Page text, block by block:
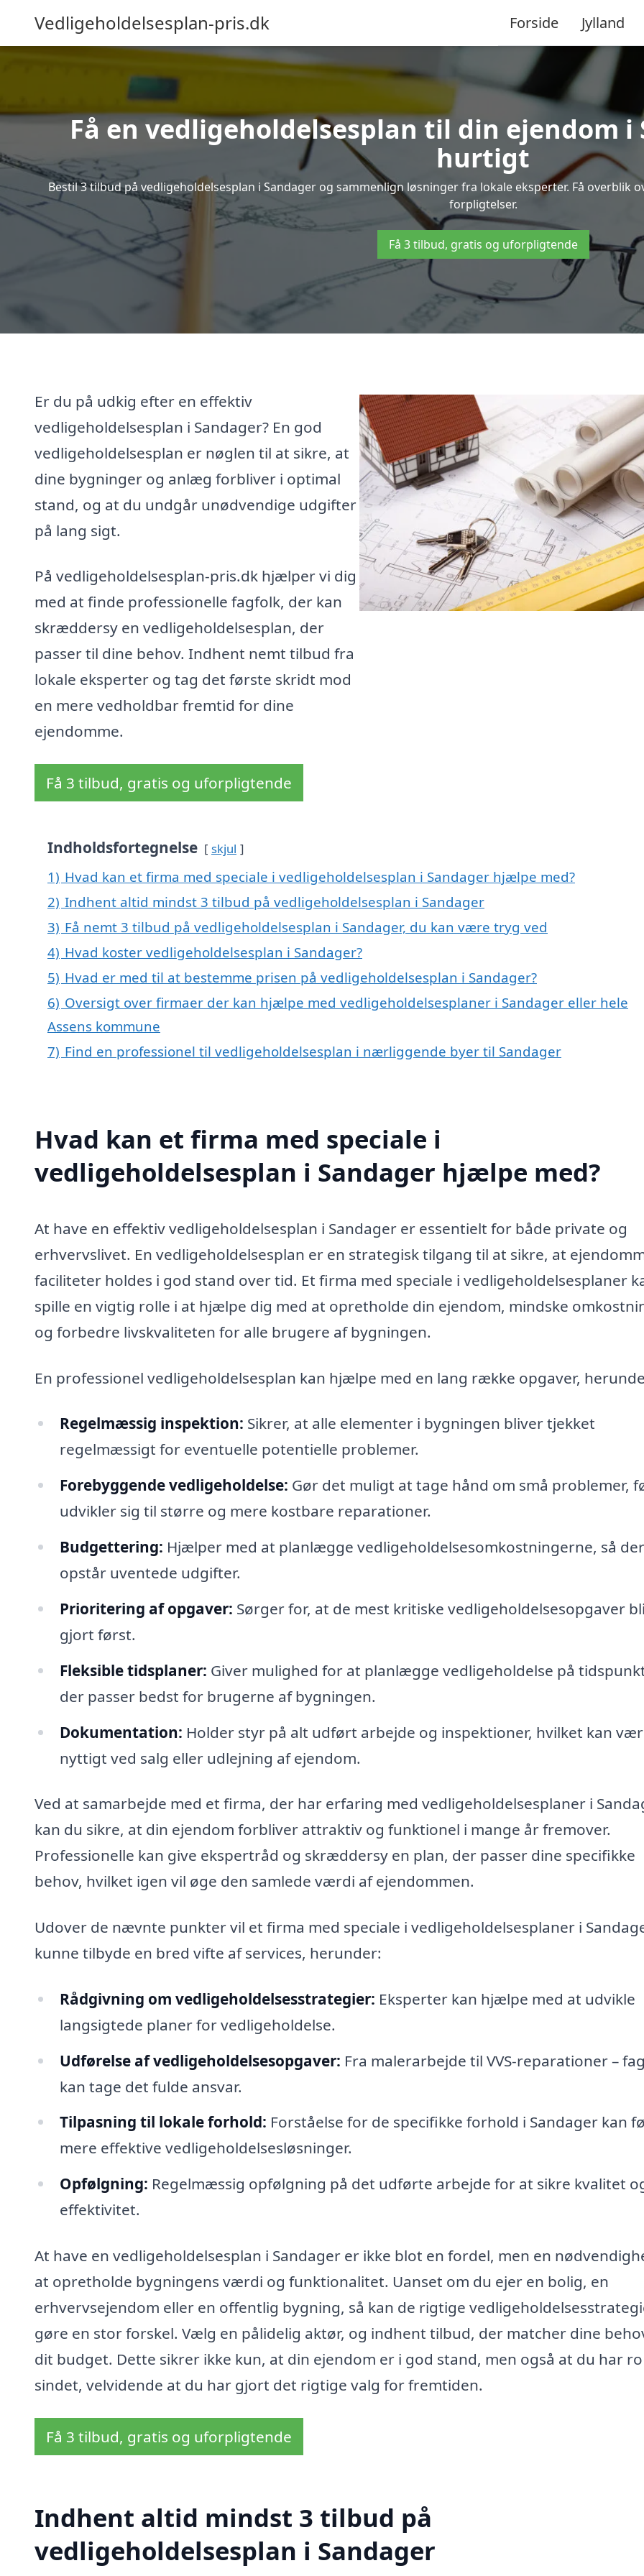
Vedligeholdelsesplan-pris.dk Forside Jylland
Få en vedligeholdelsesplan til din ejendom i
hurtigt
Bestil 3 tilbud på vedligeholdelsesplan i Sandager og sammenlign løsninger fra lokale eksperter. Få overblik
forpligtelser.
Få 3 tilbud, gratis og uforpligtende
Er du på udkig efter en effektiv
vedligeholdelsesplan i Sandager? En god
vedligeholdelsesplan er nøglen til at sikre, at
dine bygninger og anlæg forbliver i optimal
stand, og at du undgår unødvendige udgifter
på lang sigt.
På vedligeholdelsesplan-pris.dk hjælper vi dig
med at finde professionelle fagfolk, der kan
skræddersy en vedligeholdelsesplan, der
passer til dine behov. Indhent nemt tilbud fra
lokale eksperter og tag det første skridt mod
en mere vedholdbar fremtid for dine
ejendomme.
Få 3 tilbud, gratis og uforpligtende
Indholdsfortegnelse skjul
1) Hvad kan et firma med speciale i vedligeholdelsesplan i Sandager hjælpe med?
2) Indhent altid mindst 3 tilbud på vedligeholdelsesplan i Sandager
3) Få nemt 3 tilbud på vedligeholdelsesplan i Sandager, du kan være tryg ved
4) Hvad koster vedligeholdelsesplan i Sandager?
5) Hvad er med til at bestemme prisen på vedligeholdelsesplan i Sandager?
6) Oversigt over firmaer der kan hjælpe med vedligeholdelsesplaner i Sandager eller hele
Assens kommune
7) Find en professionel til vedligeholdelsesplan i nærliggende byer til Sandager
Hvad kan et firma med speciale i
vedligeholdelsesplan i Sandager hjælpe med?
At have en effektiv vedligeholdelsesplan i Sandager er essentielt for både private og
erhvervslivet. En vedligeholdelsesplan er en strategisk tilgang til at sikre, at
faciliteter holdes i god stand over tid. Et firma med speciale i vedligeholdelsesplaner
spille en vigtig rolle i at hjælpe dig med at opretholde din ejendom, mindske
og forbedre livskvaliteten for alle brugere af bygningen.
En professionel vedligeholdelsesplan kan hjælpe med en lang række opgaver,
Regelmæssig inspektion: Sikrer, at alle elementer i bygningen bliver tjekket
regelmæssigt for eventuelle potentielle problemer.
Forebyggende vedligeholdelse: Gør det muligt at tage hånd om små problemer,
udvikler sig til større og mere kostbare reparationer.
Budgettering: Hjælper med at planlægge vedligeholdelsesomkostningerne, så
opstår uventede udgifter.
Prioritering af opgaver: Sørger for, at de mest kritiske vedligeholdelsesopgaver
gjort først.
Fleksible tidsplaner: Giver mulighed for at planlægge vedligeholdelse på
der passer bedst for brugerne af bygningen.
Dokumentation: Holder styr på alt udført arbejde og inspektioner, hvilket kan
nyttigt ved salg eller udlejning af ejendom.
Ved at samarbejde med et firma, der har erfaring med vedligeholdelsesplaner i
kan du sikre, at din ejendom forbliver attraktiv og funktionel i mange år fremover.
Professionelle kan give ekspertråd og skræddersy en plan, der passer dine specifikke
behov, hvilket igen vil øge den samlede værdi af ejendommen.
Udover de nævnte punkter vil et firma med speciale i vedligeholdelsesplaner i
kunne tilbyde en bred vifte af services, herunder:
Rådgivning om vedligeholdelsesstrategier: Eksperter kan hjælpe med at udvikle
langsigtede planer for vedligeholdelse.
Udførelse af vedligeholdelsesopgaver: Fra malerarbejde til VVS-reparationer –
kan tage det fulde ansvar.
Tilpasning til lokale forhold: Forståelse for de specifikke forhold i Sandager kan
mere effektive vedligeholdelsesløsninger.
Opfølgning: Regelmæssig opfølgning på det udførte arbejde for at sikre kvalitet
effektivitet.
At have en vedligeholdelsesplan i Sandager er ikke blot en fordel, men en
at opretholde bygningens værdi og funktionalitet. Uanset om du ejer en bolig, en
erhvervsejendom eller en offentlig bygning, så kan de rigtige
gøre en stor forskel. Vælg en pålidelig aktør, og indhent tilbud, der matcher dine
dit budget. Dette sikrer ikke kun, at din ejendom er i god stand, men også at du har
sindet, velvidende at du har gjort det rigtige valg for fremtiden.
Få 3 tilbud, gratis og uforpligtende
Indhent altid mindst 3 tilbud på
vedligeholdelsesplan i Sandager